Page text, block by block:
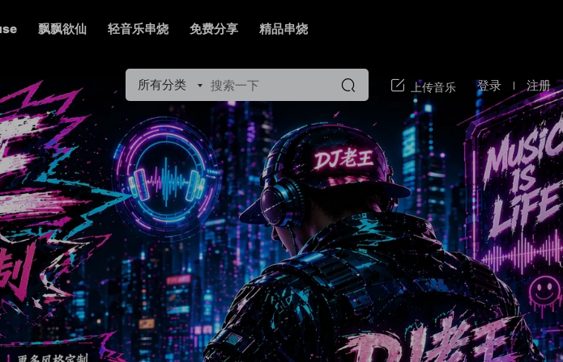
飘飘欲仙 轻音乐串烧 免费分享 精品串烧
所有分类 登录 注册